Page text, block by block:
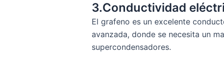
3.Conductividad
El grafeno es un excelente
avanzada, donde se necesita un
supercondensadores.